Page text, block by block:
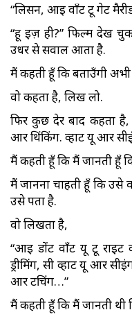
“लिसन, आइ वाँट टू गेट
“हू इज़ ही?” फिल्म देख
उधर से सवाल आता है.
मैं कहती हूँ कि बताउँगी
वो कहता है, लिख लो.
फिर कुछ देर बाद कहता है,
आर थिंकिंग. व्हाट यू आर
मैं कहती हूँ कि मैं जानती हूँ
मैं जानना चाहती हूँ कि उसे
उसे पता है.
वो लिखता है,
“आइ डोंट वाँट यू टू राइट
ड्रीमिंग, सी व्हाट यू आर
आर टचिंग…”
मैं कहती हूँ कि मैं जानती थी